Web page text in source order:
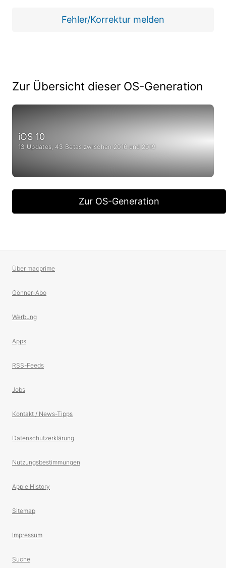
Fehler/Korrektur melden
Zur Übersicht dieser OS-Generation
iOS 10
13 Updates, 43 Betas zwischen 2016 und 2019
Zur OS-Generation
Über macprime
Gönner-Abo
Werbung
Apps
RSS-Feeds
Jobs
Kontakt / News-Tipps
Datenschutzerklärung
Nutzungsbestimmungen
Apple History
Sitemap
Impressum
Suche